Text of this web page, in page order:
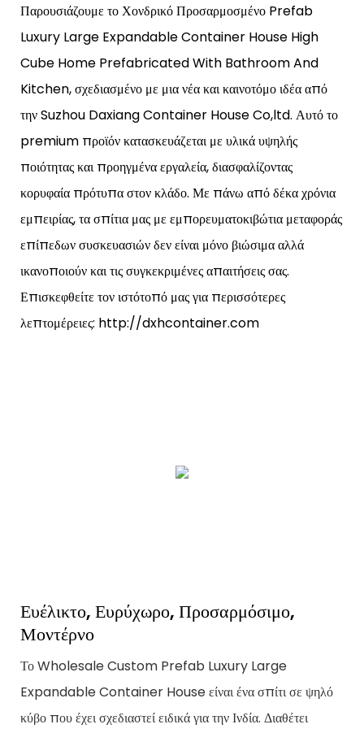
Παρουσιάζουμε το Χονδρικό Προσαρμοσμένο Prefab
Luxury Large Expandable Container House High
Cube Home Prefabricated With Bathroom And
Kitchen, σχεδιασμένο με μια νέα και καινοτόμο ιδέα από
την Suzhou Daxiang Container House Co,ltd. Αυτό το
premium προϊόν κατασκευάζεται με υλικά υψηλής
ποιότητας και προηγμένα εργαλεία, διασφαλίζοντας
κορυφαία πρότυπα στον κλάδο. Με πάνω από δέκα χρόνια
εμπειρίας, τα σπίτια μας με εμπορευματοκιβώτια μεταφοράς
επίπεδων συσκευασιών δεν είναι μόνο βιώσιμα αλλά
ικανοποιούν και τις συγκεκριμένες απαιτήσεις σας.
Επισκεφθείτε τον ιστότοπό μας για περισσότερες
λεπτομέρειες: http://dxhcontainer.com
Ευέλικτο, Ευρύχωρο, Προσαρμόσιμο,
Μοντέρνο
Το Wholesale Custom Prefab Luxury Large
Expandable Container House είναι ένα σπίτι σε ψηλό
κύβο που έχει σχεδιαστεί ειδικά για την Ινδία. Διαθέτει